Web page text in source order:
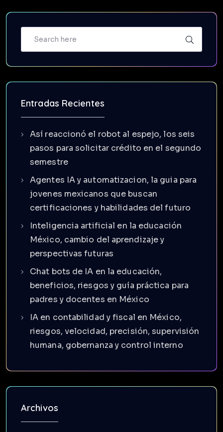
Entradas Recientes
Así reaccionó el robot al espejo, los seis
pasos para solicitar crédito en el segundo
semestre
Agentes IA y automatizacion, la guia para
jovenes mexicanos que buscan
certificaciones y habilidades del futuro
Inteligencia artificial en la educación
México, cambio del aprendizaje y
perspectivas futuras
Chat bots de IA en la educación,
beneficios, riesgos y guía práctica para
padres y docentes en México
IA en contabilidad y fiscal en México,
riesgos, velocidad, precisión, supervisión
humana, gobernanza y control interno
Archivos